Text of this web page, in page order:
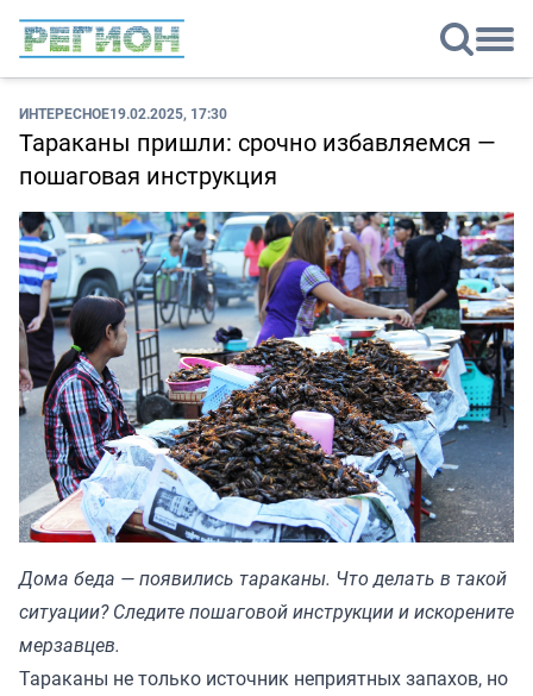
ИНТЕРЕСНОЕ19.02.2025, 17:30
Тараканы пришли: срочно избавляемся —
пошаговая инструкция
Дома беда — появились тараканы. Что делать в такой
ситуации? Следите пошаговой инструкции и искорените
мерзавцев.
Тараканы не только источник неприятных запахов, но